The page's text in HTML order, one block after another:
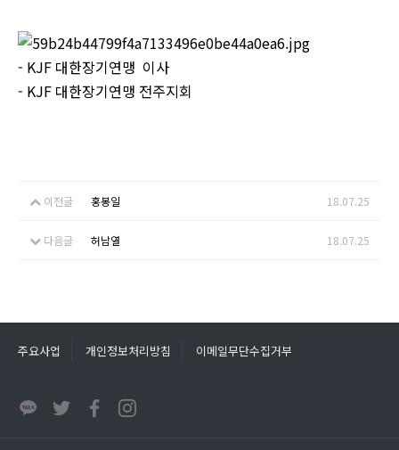
- KJF 대한장기연맹 이사
- KJF 대한장기연맹 전주지회
이전글 홍봉일 18.07.25
다음글 허남열 18.07.25
주요사업 개인정보처리방침 이메일무단수집거부